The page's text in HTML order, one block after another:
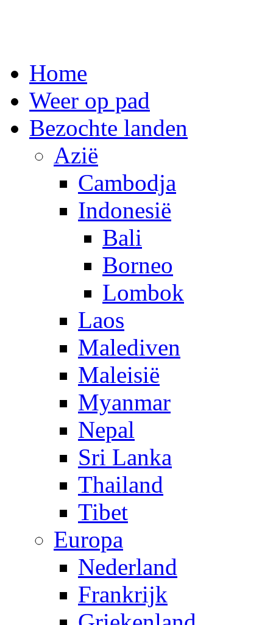
naar
inhoudHome
Weer op pad
Bezochte landen
Azië
Cambodja
Indonesië
Bali
Borneo
Lombok
Laos
Malediven
Maleisië
Myanmar
Nepal
Sri Lanka
Thailand
Tibet
Europa
Nederland
Frankrijk